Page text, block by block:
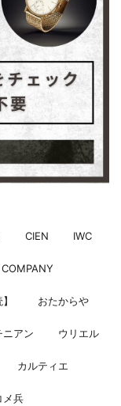
CIEN IWC
おたからや
ニアン ウリエル
カルティエ
メ兵